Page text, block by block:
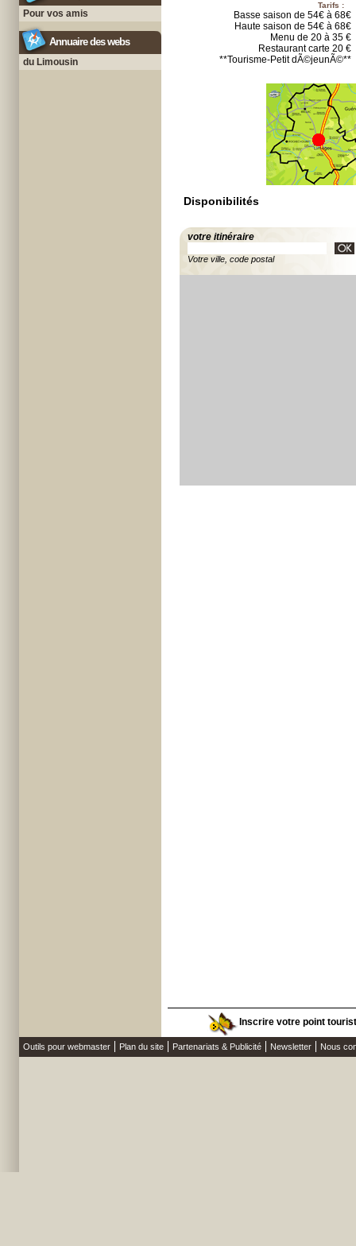
Pour vos amis
Annuaire des webs
du Limousin
Tarifs :
Basse saison de 54€ à 68€
Haute saison de 54€ à 68€
Menu de 20 à 35 €
Restaurant carte 20 €
**Tourisme-Petit dÃ©jeunÃ©**
Disponibilités
votre itinéraire
Votre ville, code postal
Inscrire votre point
Outils pour webmaster Plan du site Partenariats & Publicité Newsletter Nous